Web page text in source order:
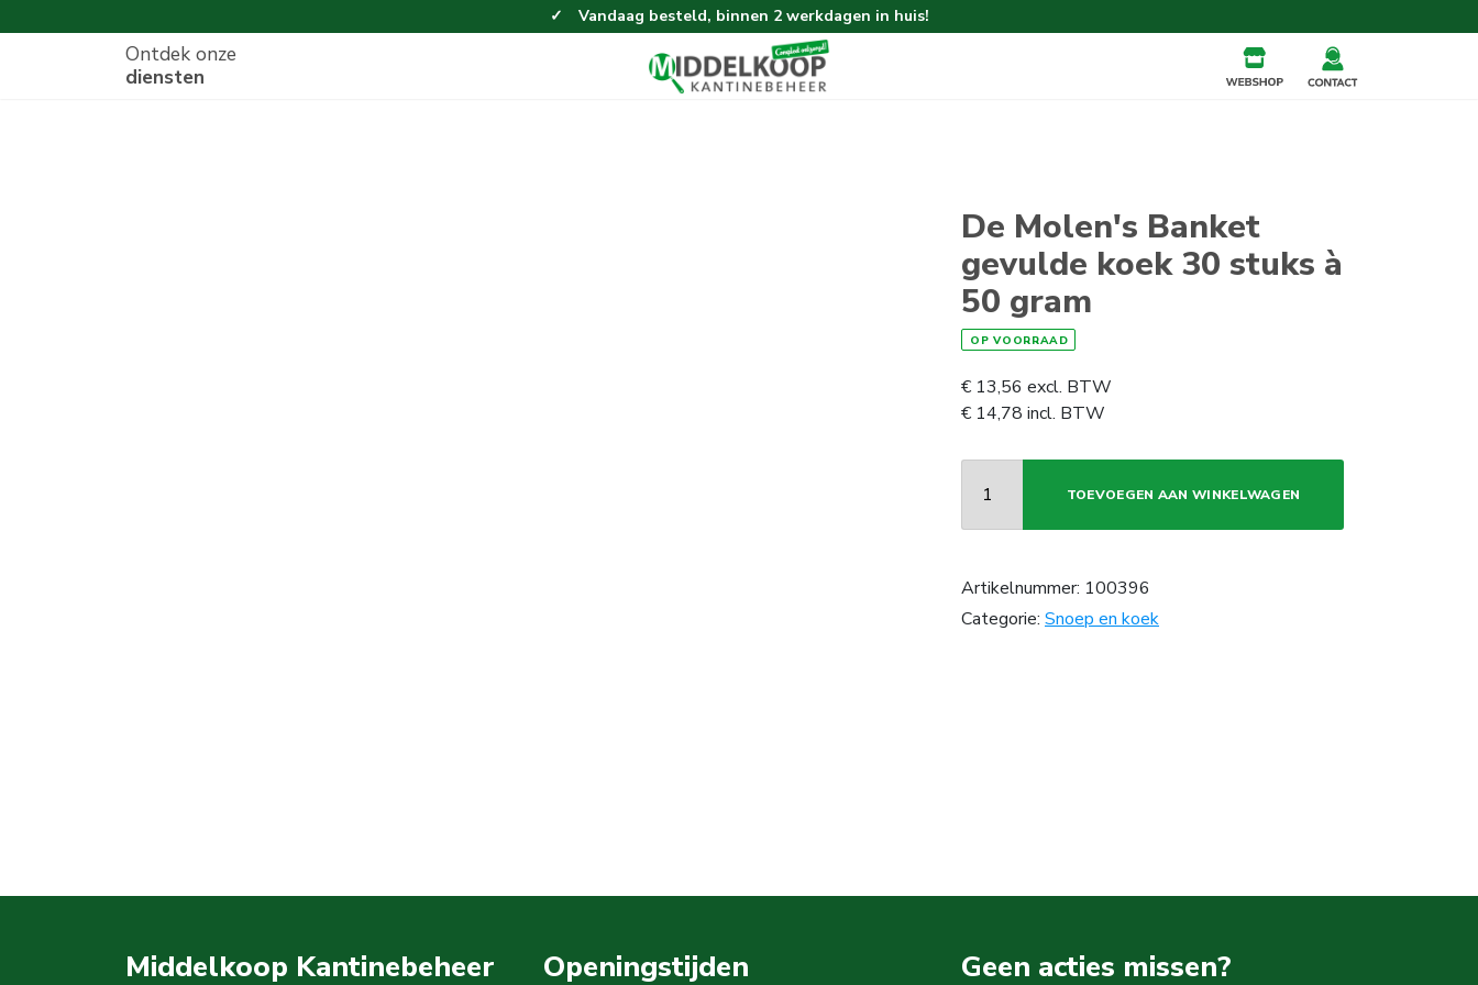
Vandaag besteld, binnen 2 werkdagen in huis!
Eenvoudig en gemakkelijk bestellen!
Gratis thuisbezorgd vanaf 100,-!
Ontdek onze
diensten
De Molen's Banket
gevulde koek 30 stuks à
50 gram
OP VOORRAAD
€ 13,56 excl. BTW
€ 14,78 incl. BTW
TOEVOEGEN AAN WINKELWAGEN
Artikelnummer: 100396
Categorie: Snoep en koek
Middelkoop Kantinebeheer Openingstijden Geen acties missen?